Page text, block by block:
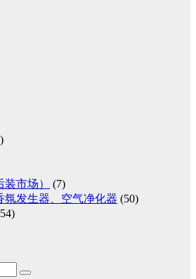
市场）
(7)
氛发生器、空气净化器 (50)